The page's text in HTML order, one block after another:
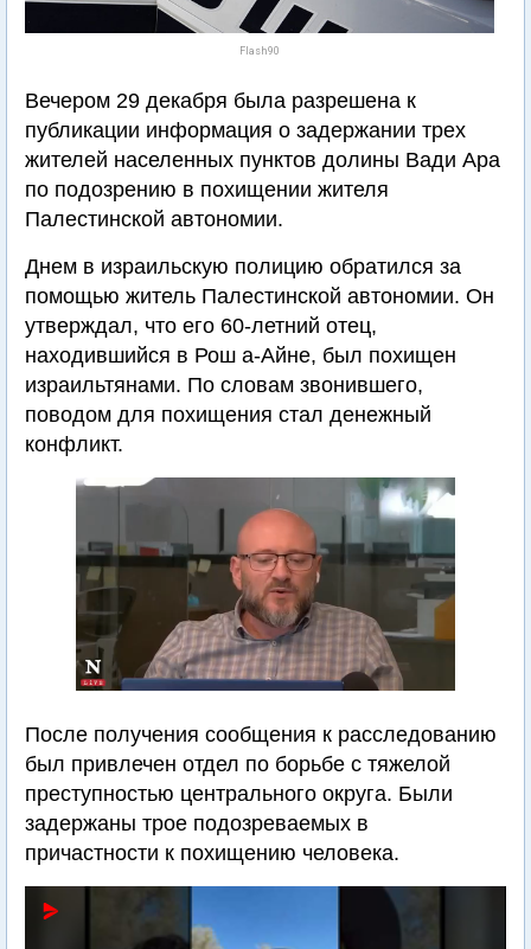
Flash90
Вечером 29 декабря была разрешена к
публикации информация о задержании трех
жителей населенных пунктов долины Вади Ара
по подозрению в похищении жителя
Палестинской автономии.
Днем в израильскую полицию обратился за
помощью житель Палестинской автономии. Он
утверждал, что его 60-летний отец,
находившийся в Рош а-Айне, был похищен
израильтянами. По словам звонившего,
поводом для похищения стал денежный
конфликт.
После получения сообщения к расследованию
был привлечен отдел по борьбе с тяжелой
преступностью центрального округа. Были
задержаны трое подозреваемых в
причастности к похищению человека.